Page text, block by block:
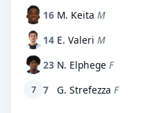
16 M. Keita M
14 E. Valeri M
23 N. Elphege F
7 7 G. Strefezza F